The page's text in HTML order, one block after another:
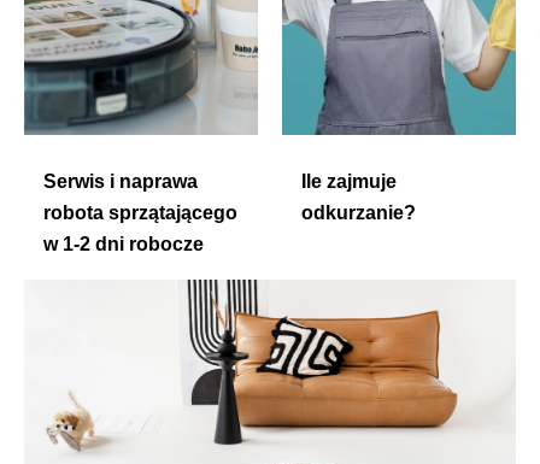
Serwis i naprawa
robota sprzątającego
w 1-2 dni robocze
Ile zajmuje
odkurzanie?